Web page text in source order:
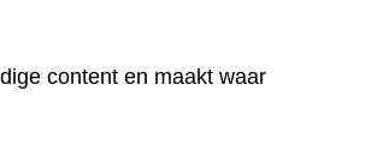
content en maakt waar